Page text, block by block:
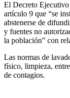
El Decreto Ejecutivo
artículo 9 que “se
abstenerse de
y fuentes no
la población” con
Las normas de
físico, limpieza,
de contagios.